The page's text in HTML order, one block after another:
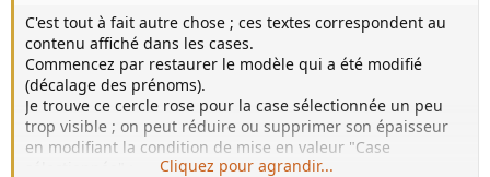
C'est tout à fait autre chose ; ces textes correspondent au
contenu affiché dans les cases.
Commencez par restaurer le modèle qui a été modifié
(décalage des prénoms).
Je trouve ce cercle rose pour la case sélectionnée un peu
trop visible ; on peut réduire ou supprimer son épaisseur
en modifiant la condition de mise en valeur "Case
Cliquez pour agrandir...